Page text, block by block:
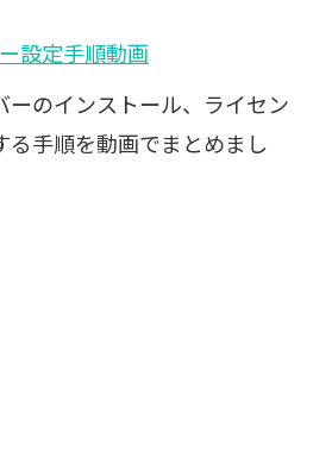
設定手順動画
ーのインストール、ライセン
る手順を動画でまとめまし